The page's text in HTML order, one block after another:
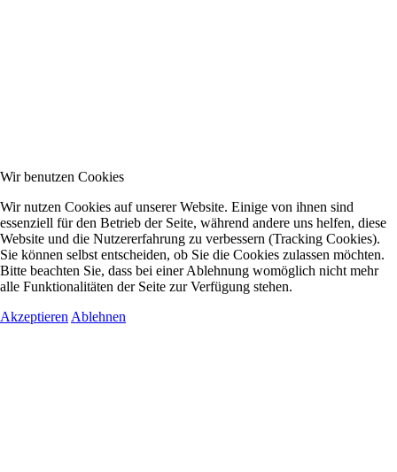
Wir benutzen Cookies
Wir nutzen Cookies auf unserer Website. Einige von ihnen sind
essenziell für den Betrieb der Seite, während andere uns helfen, diese
Website und die Nutzererfahrung zu verbessern (Tracking Cookies).
Sie können selbst entscheiden, ob Sie die Cookies zulassen möchten.
Bitte beachten Sie, dass bei einer Ablehnung womöglich nicht mehr
alle Funktionalitäten der Seite zur Verfügung stehen.
Akzeptieren Ablehnen